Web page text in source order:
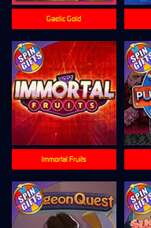
Immortal Fruits
Gaelic Gold